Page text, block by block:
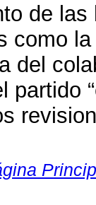
de
como
del
partido